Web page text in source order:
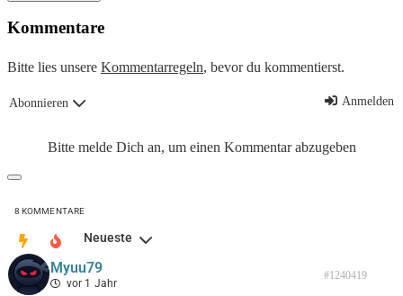
Kommentare
Bitte lies unsere Kommentarregeln, bevor du kommentierst.
Abonnieren Anmelden
Bitte melde Dich an, um einen Kommentar abzugeben
8 KOMMENTARE
Neueste
Myuu79
vor 1 Jahr
#1240419